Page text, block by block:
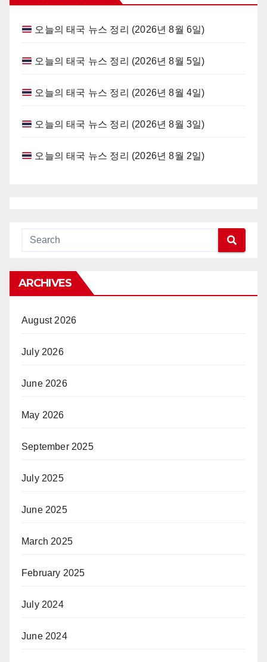
오늘의 태국 뉴스 정리 (2026년 8월 6일)
오늘의 태국 뉴스 정리 (2026년 8월 5일)
오늘의 태국 뉴스 정리 (2026년 8월 4일)
오늘의 태국 뉴스 정리 (2026년 8월 3일)
오늘의 태국 뉴스 정리 (2026년 8월 2일)
ARCHIVES
August 2026
July 2026
June 2026
May 2026
September 2025
July 2025
June 2025
March 2025
February 2025
July 2024
June 2024